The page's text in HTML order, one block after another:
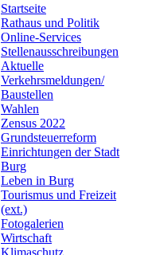
Startseite
Rathaus und Politik
Online-Services
Stellenausschreibungen
Aktuelle
Verkehrsmeldungen/
Baustellen
Wahlen
Zensus 2022
Grundsteuerreform
Einrichtungen der Stadt
Burg
Leben in Burg
Tourismus und Freizeit
(ext.)
Fotogalerien
Wirtschaft
Klimaschutz